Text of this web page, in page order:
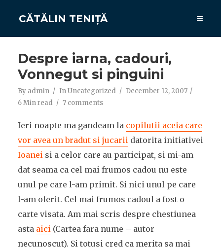
CĂTĂLIN TENIȚĂ
Despre iarna, cadouri,
Vonnegut si pinguini
By admin InUncategorized
December 12, 2007
6 Min read
7 comments
Ieri noapte ma gandeam la copilutii aceia care
vor avea un bradut si jucariidatorita initiativei
Ioaneisi a celor care au participat, si mi-am
dat seama ca cel mai frumos cadou nu este
unul pe care l-am primit. Si nici unul pe care
l-am oferit. Cel mai frumos cadoul a fost o
carte visata. Am mai scris despre chestiunea
asta aici(Cartea fara nume – autor
necunoscut). Si totusi cred ca merita sa mai